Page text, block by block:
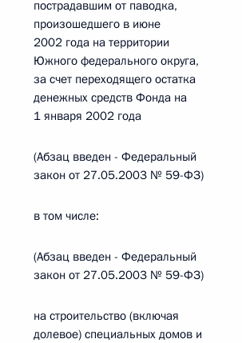
пострадавшим от паводка,
произошедшего в июне
2002 года на территории
Южного федерального округа,
за счет переходящего остатка
денежных средств Фонда на
1 января 2002 года
(Абзац введен - Федеральный
закон от 27.05.2003 № 59-ФЗ)
в том числе:
(Абзац введен - Федеральный
закон от 27.05.2003 № 59-ФЗ)
на строительство (включая
долевое) специальных домов и